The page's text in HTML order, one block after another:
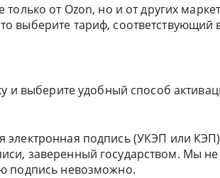
от Ozon, но и от других
выберите тариф, соответствующий
и выберите удобный способ
электронная подпись (УКЭП или
заверенный государством. Мы
подпись невозможно.